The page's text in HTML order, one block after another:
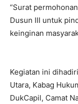
“Surat
Dusun III untuk
keinginan
Kegiatan ini
Utara, Kabag
DukCapil, Camat